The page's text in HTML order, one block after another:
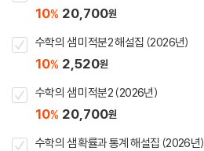
10% 20,700원
수학의 샘 미적분2 해설집 (2026년)
10% 2,520원
수학의 샘 미적분2 (2026년)
10% 20,700원
수학의 샘 확률과 통계 해설집 (2026년)